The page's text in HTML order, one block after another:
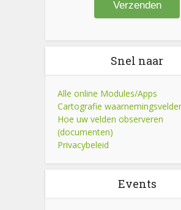
Snel naar
Alle online Modules/Apps
Cartografie
Hoe uw velden observeren
(documenten)
Privacybeleid
Events